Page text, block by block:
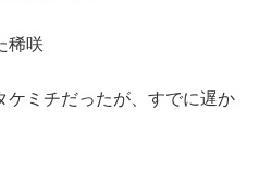
稀咲
ケミチだったが、すでに遅か